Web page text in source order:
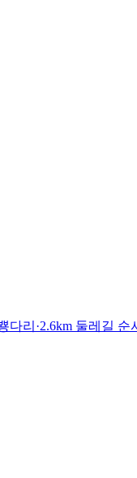
리·2.6km 둘레길